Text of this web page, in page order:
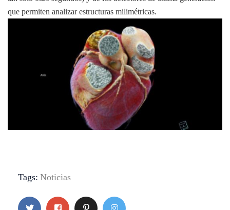
que permiten analizar estructuras milimétricas.
Tags: Noticias